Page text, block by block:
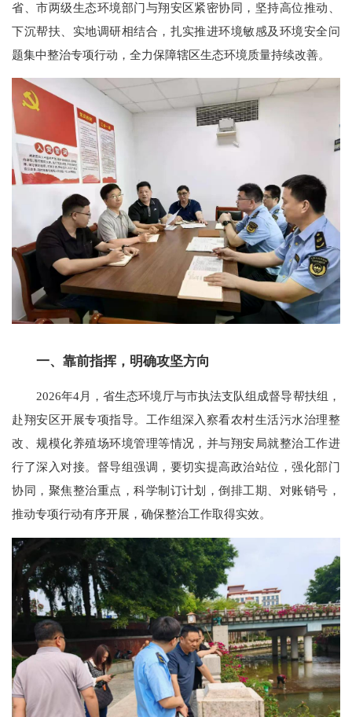
省、市两级生态环境部门与翔安区紧密协同，坚持高位推动、
下沉帮扶、实地调研相结合，扎实推进环境敏感及环境安全问
题集中整治专项行动，全力保障辖区生态环境质量持续改善。
一、靠前指挥，明确攻坚方向
2026年4月，省生态环境厅与市执法支队组成督导帮扶组，
赴翔安区开展专项指导。工作组深入察看农村生活污水治理整
改、规模化养殖场环境管理等情况，并与翔安局就整治工作进
行了深入对接。督导组强调，要切实提高政治站位，强化部门
协同，聚焦整治重点，科学制订计划，倒排工期、对账销号，
推动专项行动有序开展，确保整治工作取得实效。